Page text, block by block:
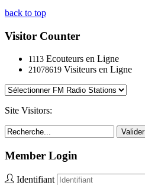
back to top
Visitor Counter
1113 Ecouteurs en Ligne
21078619 Visiteurs en Ligne
Site Visitors:
Valider
Member Login
Identifiant